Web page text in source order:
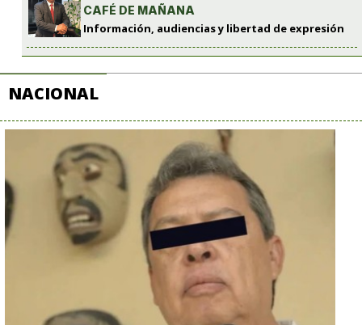
CAFÉ DE MAÑANA
Información, audiencias y libertad de expresión
NACIONAL